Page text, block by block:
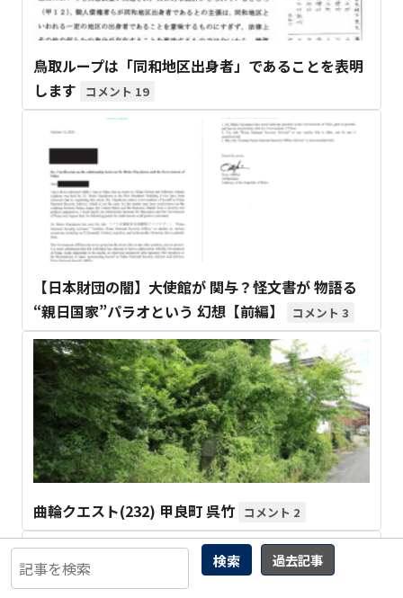
検索 過去記事
鳥取ループは「同和地区出身者」であることを表明
します
19
【日本財団の闇】大使館が 関与？怪文書が 物語る
“親日国家”パラオという 幻想【前編】
3
曲輪クエスト(232) 甲良町 呉竹 2